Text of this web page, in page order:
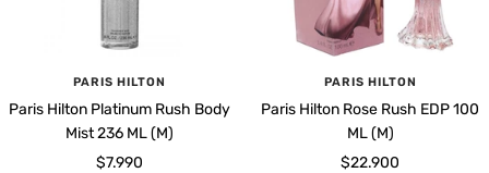
PARIS HILTON
Paris Hilton Platinum Rush Body
Mist 236 ML (M)
Precio
$7.990
PARIS HILTON
Paris Hilton Rose Rush EDP 100
ML (M)
Precio
$22.900